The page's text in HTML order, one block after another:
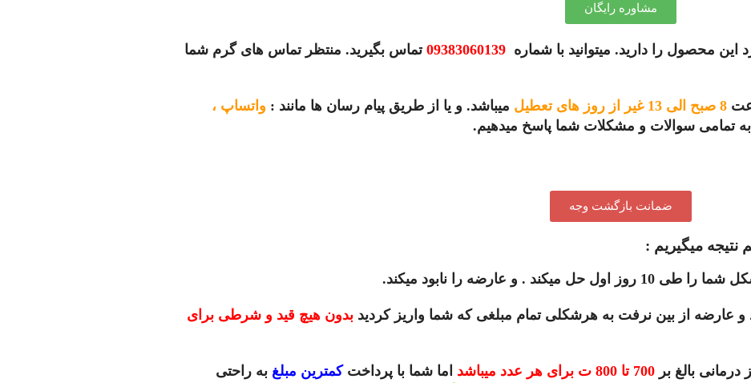
مشاوره رایگان
این محصول را دارید. میتوانید با شماره 09383060139 تماس بگیرید. منتظر تماس های گرم شما
8 صبح الی 13 غیر از روز های تعطیل میباشد. و یا از طریق پیام رسان ها مانند : واتساپ ،
تمامی سوالات و مشکلات شما پاسخ میدهیم.
ضمانت بازگشت وجه
نتیجه میگیریم :
از بین نرفت به هرشکلی تمام مبلغی که شما واریز کردید بدون هیچ قید و شرطی برای
درمانی بالغ بر 700 تا 800 ت برای هر عدد میباشد اما شما با پرداختکمترین مبلغ به راحتی